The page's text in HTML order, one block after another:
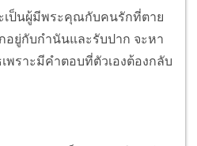
เป็นผู้มีพระคุณกับคนรักที่ตาย
อยู่กับกำนันและรับปาก จะหา
พราะมีคำตอบที่ตัวเองต้องกลับ